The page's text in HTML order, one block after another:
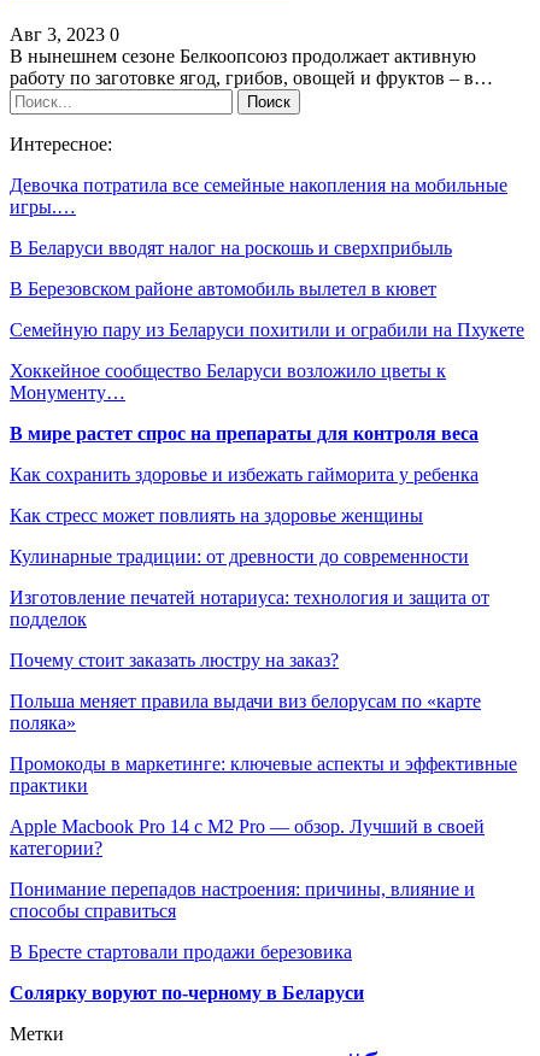
Авг 3, 2023 0
В нынешнем сезоне Белкоопсоюз продолжает активную
работу по заготовке ягод, грибов, овощей и фруктов – в…
Интересное:
Девочка потратила все семейные накопления на мобильные
игры.…
В Беларуси вводят налог на роскошь и сверхприбыль
В Березовском районе автомобиль вылетел в кювет
Семейную пару из Беларуси похитили и ограбили на Пхукете
Хоккейное сообщество Беларуси возложило цветы к
Монументу…
В мире растет спрос на препараты для контроля веса
Как сохранить здоровье и избежать гайморита у ребенка
Как стресс может повлиять на здоровье женщины
Кулинарные традиции: от древности до современности
Изготовление печатей нотариуса: технология и защита от
подделок
Почему стоит заказать люстру на заказ?
Польша меняет правила выдачи виз белорусам по «карте
поляка»
Промокоды в маркетинге: ключевые аспекты и эффективные
практики
Apple Macbook Pro 14 с M2 Pro — обзор. Лучший в своей
категории?
Понимание перепадов настроения: причины, влияние и
способы справиться
В Бресте стартовали продажи березовика
Солярку воруют по-черному в Беларуси
Метки